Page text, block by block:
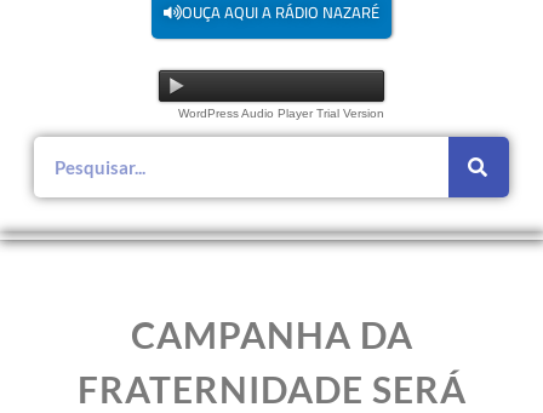
OUÇA AQUI A RÁDIO NAZARÉ
WordPress Audio Player Trial Version
CAMPANHA DA
FRATERNIDADE SERÁ